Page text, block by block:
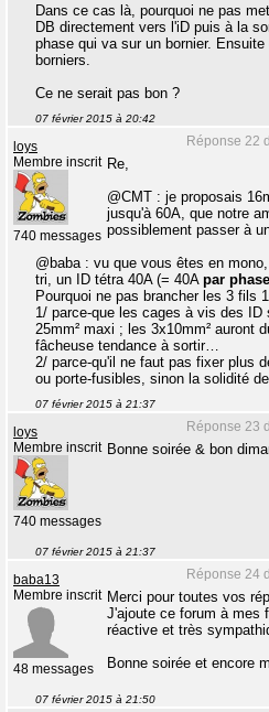
Dans ce cas là, pourquoi ne pas
DB directement vers l'iD puis à la
phase qui va sur un bornier.
borniers.
Ce ne serait pas bon ?
07 février 2015 à 20:42
Réponse 22
loys
Membre inscrit
740 messages
Re,
@CMT : je proposais
jusqu'à 60A, que notre
possiblement passer à
@baba : vu que vous êtes en
tri, un ID tétra 40A (= 40A par phase
Pourquoi ne pas brancher les 3 fils
1/ parce-que les cages à vis des ID
25mm² maxi ; les 3x10mm² auront
fâcheuse tendance à sortir…
2/ parce-qu'il ne faut pas fixer plus
ou porte-fusibles, sinon la solidité
07 février 2015 à 21:37
Réponse 23
loys
Membre inscrit
740 messages
Bonne soirée & bon
07 février 2015 à 21:37
Réponse 24
baba13
Membre inscrit
48 messages
Merci pour toutes vos
J'ajoute ce forum à mes
réactive et très
Bonne soirée et encore
07 février 2015 à 21:50